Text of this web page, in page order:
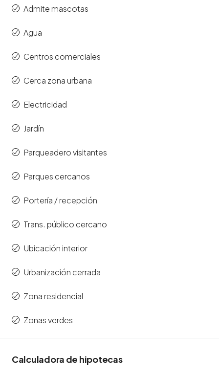
Admite mascotas
Agua
Centros comerciales
Cerca zona urbana
Electricidad
Jardín
Parqueadero visitantes
Parques cercanos
Portería / recepción
Trans. público cercano
Ubicación interior
Urbanización cerrada
Zona residencial
Zonas verdes
Calculadora de hipotecas